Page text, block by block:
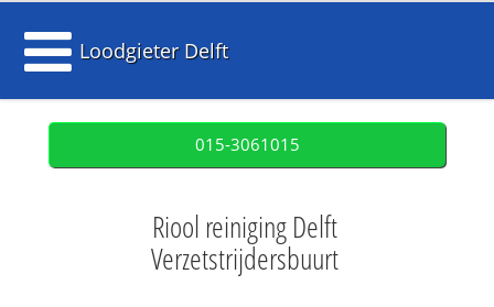
Loodgieter Delft
015-3061015
Riool reiniging Delft
Verzetstrijdersbuurt